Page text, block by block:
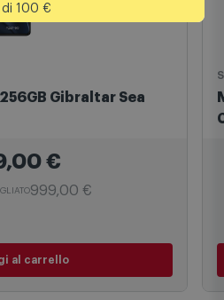
Gibraltar Sea
€
999,00 €
al carrello
di 100 €